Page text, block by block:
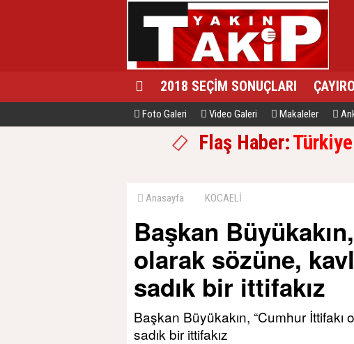
2018 SEÇİM SONUÇLARI
Foto Galeri Video Galeri Makaleler
Flaş Haber:
Anasayfa KOCAELİ
Başkan
olarak sözüne,
sadık bir ittifakız
Başkan Büyükakın, “Cumhur
sadık bir ittifakız